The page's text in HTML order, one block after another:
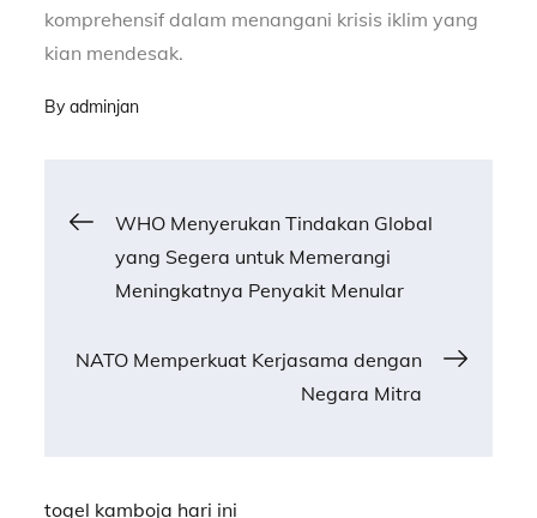
komprehensif dalam menangani krisis iklim yang
kian mendesak.
Byadminjan
Post
navigation
WHO Menyerukan Tindakan Global
yang Segera untuk Memerangi
Meningkatnya Penyakit Menular
NATO Memperkuat Kerjasama dengan
Negara Mitra
togel kamboja hari ini